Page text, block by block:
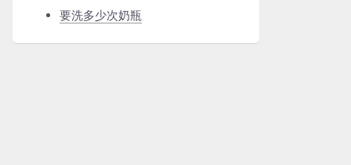
要洗多少次奶瓶